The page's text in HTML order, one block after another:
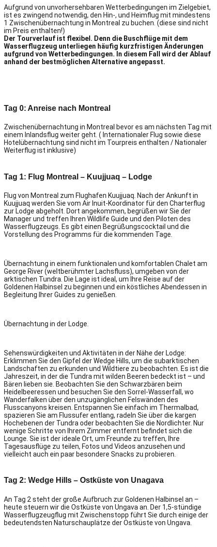
Aufgrund von unvorhersehbaren Wetterbedingungen im Zielgebiet,
ist es zwingend notwendig, den Hin-, und Heimflug mit mindestens
1 Zwischenübernachtung in Montreal zu buchen. (diese sind nicht
im Preis enthalten!)
Der Tourverlauf ist flexibel. Denn die Buschflüge mit dem
Wasserflugzeug unterliegen häufig kurzfristigen Änderungen
aufgrund von Wetterbedingungen. In diesem Fall wird der Ablauf
anhand der bestmöglichen Alternative angepasst.
Tag 0: Anreise nach Montreal
Zwischenübernachtung in Montreal bevor es am nächsten Tag mit
einem Inlandsflug weiter geht. ( Internationaler Flug sowie diese
Hotelübernachtung sind nicht im Tourpreis enthalten / Nationaler
Weiterflug ist inklusive)
Tag 1: Flug Montreal – Kuujjuaq – Lodge
Flug von Montreal zum Flughafen Kuujjuaq. Nach der Ankunft in
Kuujjuaq werden Sie vom Air Inuit-Koordinator für den Charterflug
zur Lodge abgeholt. Dort angekommen, begrüßen wir Sie der
Manager und treffen Ihren Wildlife Guide und den Piloten des
Wasserflugzeugs. Es gibt einen Begrüßungscocktail und die
Vorstellung des Programms für die kommenden Tage.
Übernachtung in einem funktionalen und komfortablen Chalet am
George River (weltberühmter Lachsfluss), umgeben von der
arktischen Tundra. Die Lage ist ideal, um Ihre Reise auf der
Goldenen Halbinsel zu beginnen und ein köstliches Abendessen in
Begleitung Ihrer Guides zu genießen.
Übernachtung in der Lodge.
Sehenswürdigkeiten und Aktivitäten in der Nähe der Lodge:
Erklimmen Sie den Gipfel der Wedge Hills, um die subarktischen
Landschaften zu erkunden und Wildtiere zu beobachten. Es ist die
Jahreszeit, in der die Tundra mit wilden Beeren bedeckt ist – und
Bären lieben sie. Beobachten Sie den Schwarzbären beim
Heidelbeeressen und besuchen Sie den Sorrel-Wasserfall, wo
Wanderfalken über den unzugänglichen Felswänden des
Flusscanyons kreisen. Entspannen Sie einfach im Thermalbad,
spazieren Sie am Flussufer entlang, radeln Sie über die kargen
Hochebenen der Tundra oder beobachten Sie die Nordlichter. Nur
wenige Schritte von Ihrem Zimmer entfernt befindet sich die
Lounge. Sie ist der ideale Ort, um Freunde zu treffen, Ihre
Tagesausflüge zu teilen, Fotos und Videos anzusehen und
vielleicht auch ein paar besondere Snacks zu probieren.
Tag 2: Wedge Hills – Ostküste von Unagava
An Tag 2 steht der große Aufbruch zur Goldenen Halbinsel an –
heute steuern wir die Ostküste von Ungava an. Der 1,5-stündige
Wasserflugzeugflug mit Zwischenstopp führt Sie durch einige der
bedeutendsten Naturschauplätze der Ostküste von Ungava.